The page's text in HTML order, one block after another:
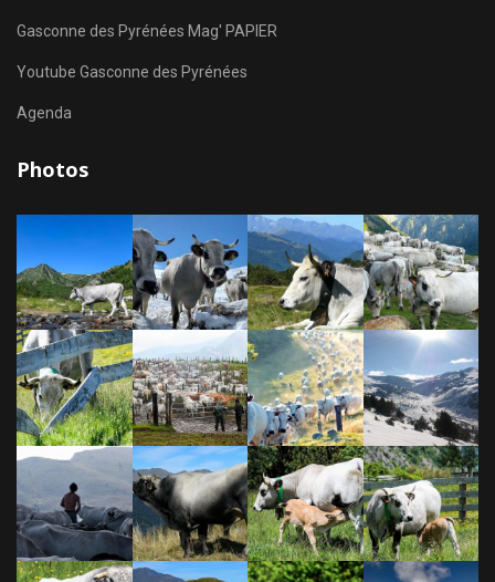
Gasconne des Pyrénées Mag' PAPIER
Youtube Gasconne des Pyrénées
Agenda
Photos